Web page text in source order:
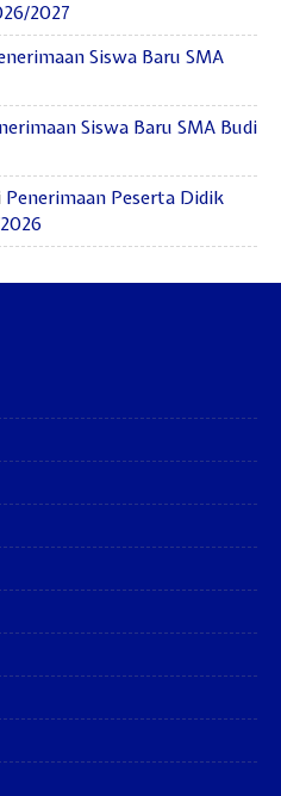
2027
Siswa Baru SMA
Siswa Baru SMA Budi
Penerimaan Peserta Didik